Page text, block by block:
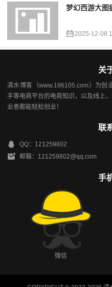
梦幻西游大图
2025-12-08
关
清水博客（www.196105.com）为创
手等电商平台的电商知识，以及线上
业者都能轻松创业！
联
QQ：121259802
邮箱：121259802@qq.com
手
微信